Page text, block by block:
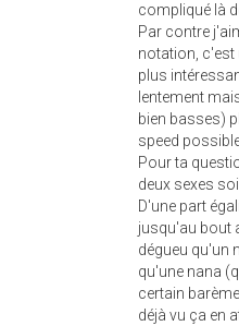
compliqué là
Par contre
notation, c'est
plus
lentement
bien basses)
speed
Pour ta
deux sexes
D'une part
jusqu'au bout
dégueu qu'un
qu'une nana
certain
déjà vu ça en